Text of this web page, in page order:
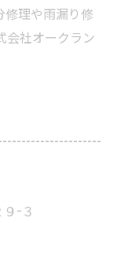
修理や雨漏り修
会社オークラン
−３